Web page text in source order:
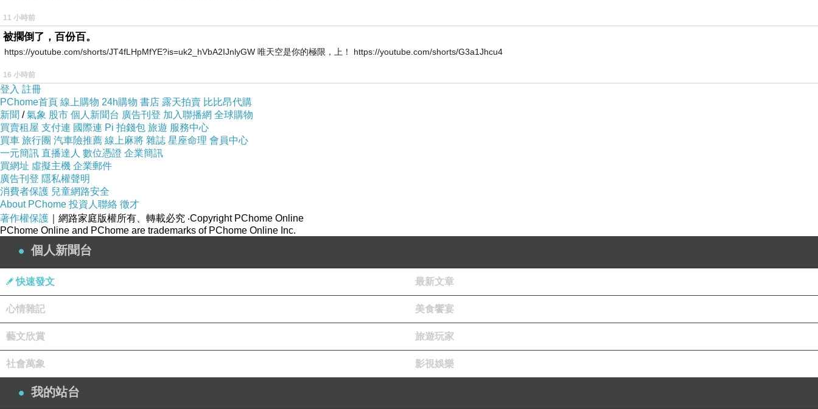
......................................................
又過了好幾個月
我沒有加她的賴 因為我看到大頭貼那對甜蜜的合照
我就知道我還是跟她保持距離吧
後來她在臉書上面又另外創了一個帳號
而我是那個帳號少數的幾個朋友之一
而那個臉書帳號 也只是訊息中的傳遞功能而已
日子就這樣一天一天的過去
在前幾天 一個巧合 在不該放假的時候有了假
就這樣 在九個多月後 又可以見面了
....................................................
其實我見面的情緒是難過的 複雜的
淺意識的我卻告訴自己 總要讓她有一個理由可以說明
其實她看起來除了有一點憔悴 其他的好像都沒有改變
彷彿九個月的沒有見面 好像九天一樣
可惜我的外表雖然看起來還是一樣平靜
但是我的內心已經掏空的差不多了
...................................................
看完展在商品區的時候 外面又下起了大雨
很多時候這些事情都會隨著記憶一起重複
11 小時前
被擱倒了，百份百。
https://youtube.com/shorts/JT4fLHpMfYE?is=uk2_hVbA2IJnlyGW 唯天空是你的極限，上！ https://youtube.com/shorts/G3a1Jhcu4
16 小時前
登入 註冊
PChome首頁 線上購物 24h購物 書店 露天拍賣 比比昂代購
新聞 /氣象 股市 個人新聞台 廣告刊登 加入聯播網 全球購物
買賣租屋 支付連 國際連 Pi 拍錢包 旅遊 服務中心
買車 旅行團 汽車險推薦 線上麻將 雜誌 星座命理 會員中心
一元簡訊 直播達人 數位憑證 企業簡訊
買網址 虛擬主機 企業郵件
廣告刊登 隱私權聲明
消費者保護 兒童網路安全
About PChome 投資人聯絡 徵才
著作權保護 ｜網路家庭版權所有、轉載必究 ‧Copyright PChome Online
PChome Online and PChome are trademarks of PChome Online Inc.
個人新聞台
快速發文 最新文章
心情雜記 美食饗宴
藝文欣賞 旅遊玩家
社會萬象 影視娛樂
我的站台